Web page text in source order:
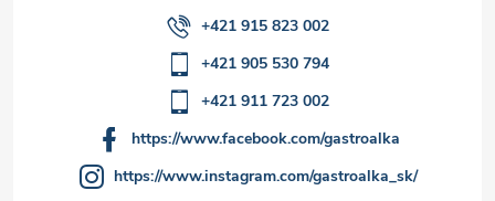
+421 915 823 002
+421 905 530 794
+421 911 723 002
https://www.facebook.com/gastroalka
https://www.instagram.com/gastroalka_sk/